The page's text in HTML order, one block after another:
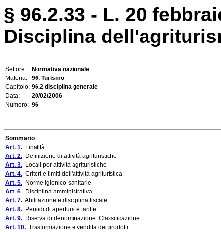
§ 96.2.33 - L. 20
Disciplina
Settore:
Normativa nazionale
Materia:
96. Turismo
Capitolo: 96.2 disciplina generale
Data:
20/02/2006
Numero: 96
Sommario
Art. 1. Finalità
Art. 2. Definizione di attività agrituristiche
Art. 3. Locali per attività agrituristiche
Art. 4. Criteri e limiti dell'attività agrituristica
Art. 5. Norme igienico-sanitarie
Art. 6. Disciplina amministrativa
Art. 7. Abilitazione e disciplina fiscale
Art. 8. Periodi di apertura e tariffe
Art. 9. Riserva di denominazione. Classificazione
Art. 10. Trasformazione e vendita dei prodotti